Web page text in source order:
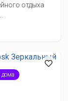
отдыха
дома